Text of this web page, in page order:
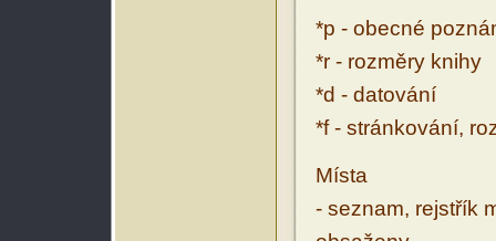
*p - obecné
*r - rozměry knihy
*d - datování
*f - stránkování,
Místa
- seznam, rejstřík